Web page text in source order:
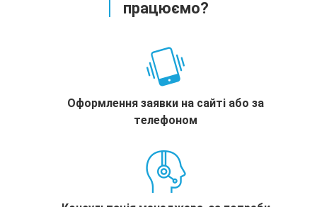
працюємо?
Оформлення заявки на сайті або за
телефоном